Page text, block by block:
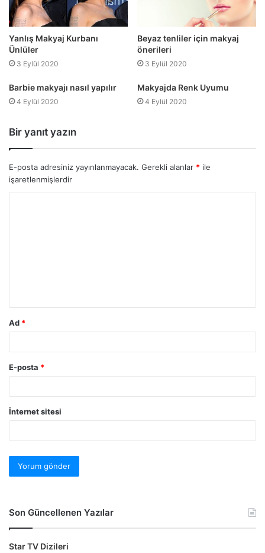
Yanlış Makyaj Kurbanı
Ünlüler
3 Eylül 2020
Beyaz tenliler için makyaj
önerileri
3 Eylül 2020
Barbie makyajı nasıl yapılır
4 Eylül 2020
Makyajda Renk Uyumu
4 Eylül 2020
Bir yanıt yazın
E-posta adresiniz yayınlanmayacak. Gerekli alanlar * ile
işaretlenmişlerdir
Ad *
E-posta *
İnternet sitesi
Son Güncellenen Yazılar
Star TV Dizileri